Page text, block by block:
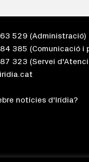
529 (Administració)
385 (Comunicació i
323 (Servei
notícies d'Irídia?